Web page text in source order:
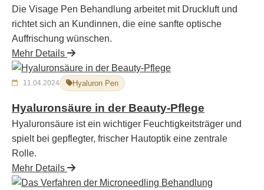
Die Visage Pen Behandlung arbeitet mit Druckluft und
richtet sich an Kundinnen, die eine sanfte optische
Auffrischung wünschen.
Mehr Details
11.04.2024 Hyaluron Pen
Hyaluronsäure in der Beauty-Pflege
Hyaluronsäure ist ein wichtiger Feuchtigkeitsträger und
spielt bei gepflegter, frischer Hautoptik eine zentrale
Rolle.
Mehr Details